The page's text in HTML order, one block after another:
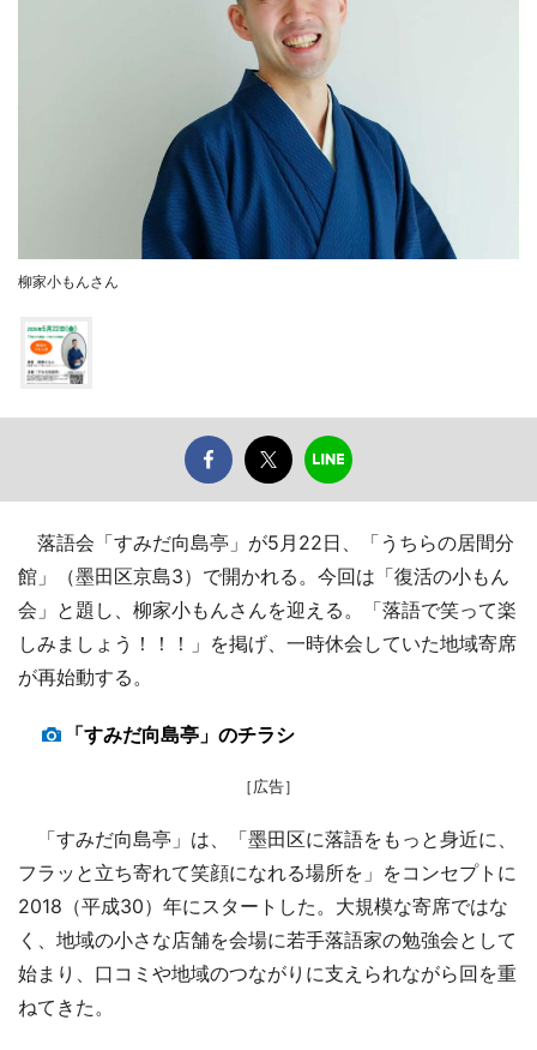
柳家小もんさん
落語会「すみだ向島亭」が5月22日、「うちらの居間分
館」（墨田区京島3）で開かれる。今回は「復活の小もん
会」と題し、柳家小もんさんを迎える。「落語で笑って楽
しみましょう！！！」を掲げ、一時休会していた地域寄席
が再始動する。
「すみだ向島亭」のチラシ
［広告］
「すみだ向島亭」は、「墨田区に落語をもっと身近に、
フラッと立ち寄れて笑顔になれる場所を」をコンセプトに
2018（平成30）年にスタートした。大規模な寄席ではな
く、地域の小さな店舗を会場に若手落語家の勉強会として
始まり、口コミや地域のつながりに支えられながら回を重
ねてきた。